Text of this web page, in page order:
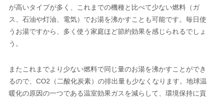
が高いタイプが多く、これまでの機種と比べて少ない燃料（ガ
ス、石油や灯油、電気）でお湯を沸かすことも可能です。毎日使
うお湯ですから、多く使う家庭ほど節約効果を感じられるでしょ
う。
またこれまでより少ない燃料で同じ量のお湯を沸かすことができ
るので、CO2（二酸化炭素）の排出量も少なくなります。地球温
暖化の原因の一つである温室効果ガスを減らして、環境保持に貢